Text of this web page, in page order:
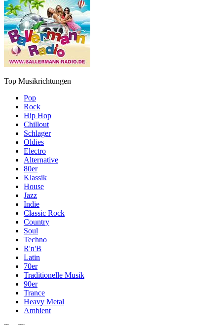
Top Musikrichtungen
Pop
Rock
Hip Hop
Chillout
Schlager
Oldies
Electro
Alternative
80er
Klassik
House
Jazz
Indie
Classic Rock
Country
Soul
Techno
R'n'B
Latin
70er
Traditionelle Musik
90er
Trance
Heavy Metal
Ambient